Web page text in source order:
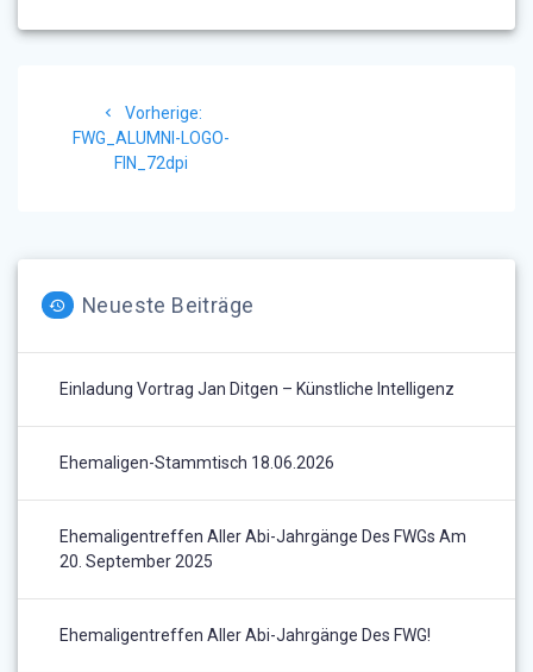
Vorherige:
Beitrag:
FWG_ALUMNI-LOGO-
FIN_72dpi
Neueste Beiträge
Einladung Vortrag Jan Ditgen – Künstliche Intelligenz
Ehemaligen-Stammtisch 18.06.2026
Ehemaligentreffen Aller Abi-Jahrgänge Des FWGs Am
20. September 2025
Ehemaligentreffen Aller Abi-Jahrgänge Des FWG!